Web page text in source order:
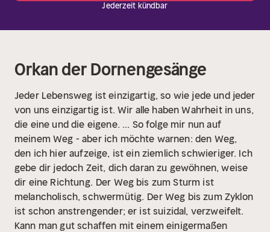
Jederzeit kündbar
Orkan der Dornengesänge
Jeder Lebensweg ist einzigartig, so wie jede und jeder
von uns einzigartig ist. Wir alle haben Wahrheit in uns,
die eine und die eigene. ... So folge mir nun auf
meinem Weg - aber ich möchte warnen: den Weg,
den ich hier aufzeige, ist ein ziemlich schwieriger. Ich
gebe dir jedoch Zeit, dich daran zu gewöhnen, weise
dir eine Richtung. Der Weg bis zum Sturm ist
melancholisch, schwermütig. Der Weg bis zum Zyklon
ist schon anstrengender; er ist suizidal, verzweifelt.
Kann man gut schaffen mit einem einigermaßen